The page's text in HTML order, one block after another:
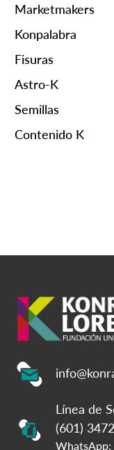
Marketmakers
Konpalabra
Fisuras
Astro-K
Semillas
Contenido K
Línea de
(601)
WhatsApp: